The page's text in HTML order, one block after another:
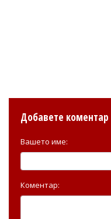
Добавете коментар
Вашето име:
Коментар: